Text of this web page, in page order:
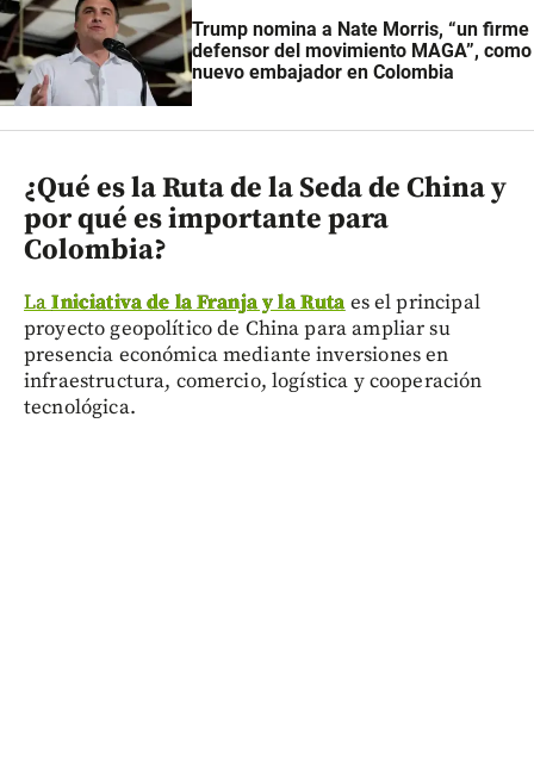
Trump nomina a Nate Morris, “un firme
defensor del movimiento MAGA”, como
nuevo embajador en Colombia
¿Qué es la Ruta de la Seda de China y
por qué es importante para
Colombia?
LaIniciativa de la Franja y la Rutaes el principal
proyecto geopolítico de China para ampliar su
presencia económica mediante inversiones en
infraestructura, comercio, logística y cooperación
tecnológica.